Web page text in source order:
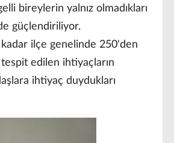
bireylerin yalnız olmadıkları
güçlendiriliyor.
ilçe genelinde 250'den
edilen ihtiyaçların
ihtiyaç duydukları